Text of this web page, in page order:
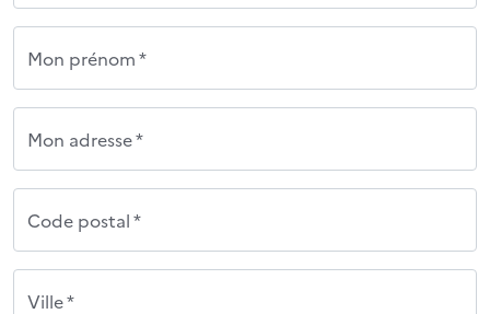
Mon prénom *
Mon adresse *
Code postal *
Ville *